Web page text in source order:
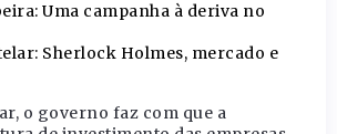
Uma campanha à deriva no
Sherlock Holmes, mercado e
o governo faz com que a